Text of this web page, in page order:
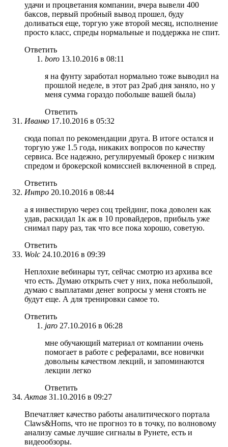
удачи и процветания компании, вчера вывели 400
баксов, первый пробный вывод прошел, буду
доливаться еще, торгую уже второй месяц, исполнение
просто класс, спреды нормальные и поддержка не спит.
Ответить
boro 13.10.2016 в 08:11
я на фунту заработал нормально тоже выводил на
прошлой неделе, в этот раз 2раб дня заняло, но у
меня сумма гораздо побольше вашей была)
Ответить
Иванко 17.10.2016 в 05:32
сюда попал по рекомендации друга. В итоге остался и
торгую уже 1.5 года, никаких вопросов по качеству
сервиса. Все надежно, регулируемый брокер с низким
спредом и брокерской комиссией включенной в спред.
Ответить
Интро 20.10.2016 в 08:44
а я инвестирую через соц трейдинг, пока доволен как
удав, раскидал 1к аж в 10 провайдеров, прибыль уже
снимал пару раз, так что все пока хорошо, советую.
Ответить
Wolc 24.10.2016 в 09:39
Неплохие вебинары тут, сейчас смотрю из архива все
что есть. Думаю открыть счет у них, пока небольшой,
думаю с выплатами денег вопросы у меня стоять не
будут еще. А для тренировки самое то.
Ответить
jaro 27.10.2016 в 06:28
мне обучающий материал от компании очень
помогает в работе с рефералами, все новички
довольны качеством лекций, и запоминаются
лекции легко
Ответить
Актав 31.10.2016 в 09:27
Впечатляет качество работы аналитического портала
Claws&Horns, что не прогноз то в точку, по волновому
анализу самые лучшие сигналы в Рунете, есть и
видеообзоры.